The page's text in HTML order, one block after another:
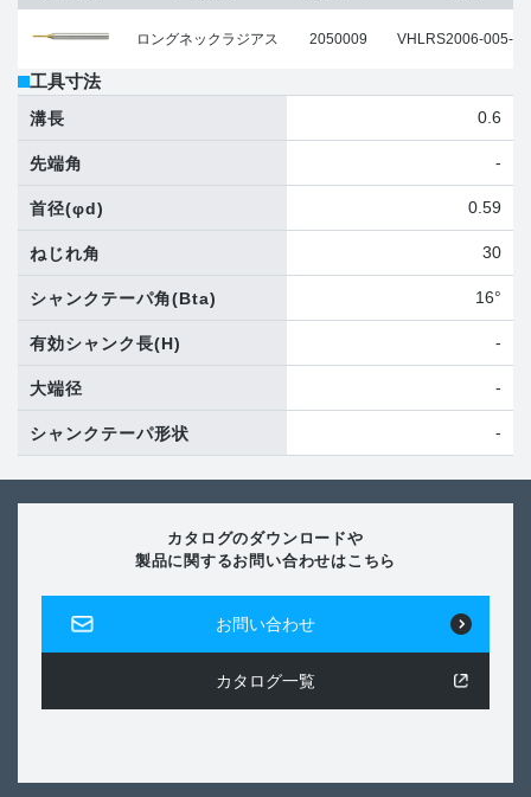
ロングネックラジアス 2050009 VHLRS2006-005-
工具寸法
溝長 0.6
先端角 -
首径(φd) 0.59
ねじれ角 30
シャンクテーパ角(Bta) 16°
有効シャンク長(H) -
大端径 -
シャンクテーパ形状 -
カタログのダウンロードや
製品に関するお問い合わせはこちら
お問い合わせ
カタログ一覧